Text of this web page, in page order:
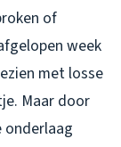
of
week
met losse
Maar door
onderlaag